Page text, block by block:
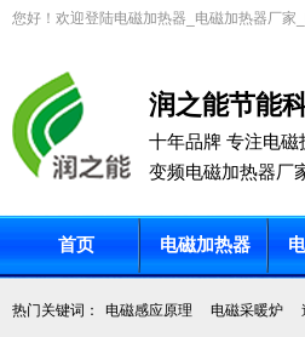
您好！欢迎登陆电磁加热器_电磁加热器厂
润之能节能
十年品牌 专注电磁
变频电磁加热器厂
首页 电磁加热器
热门关键词： 电磁感应原理 电磁采暖炉